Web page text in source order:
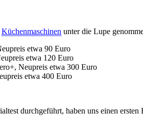
Küchenmaschinen unter die Lupe
etwa 90 Euro
etwa 120 Euro
Neupreis etwa 300 Euro
etwa 400 Euro
durchgeführt, haben uns einen